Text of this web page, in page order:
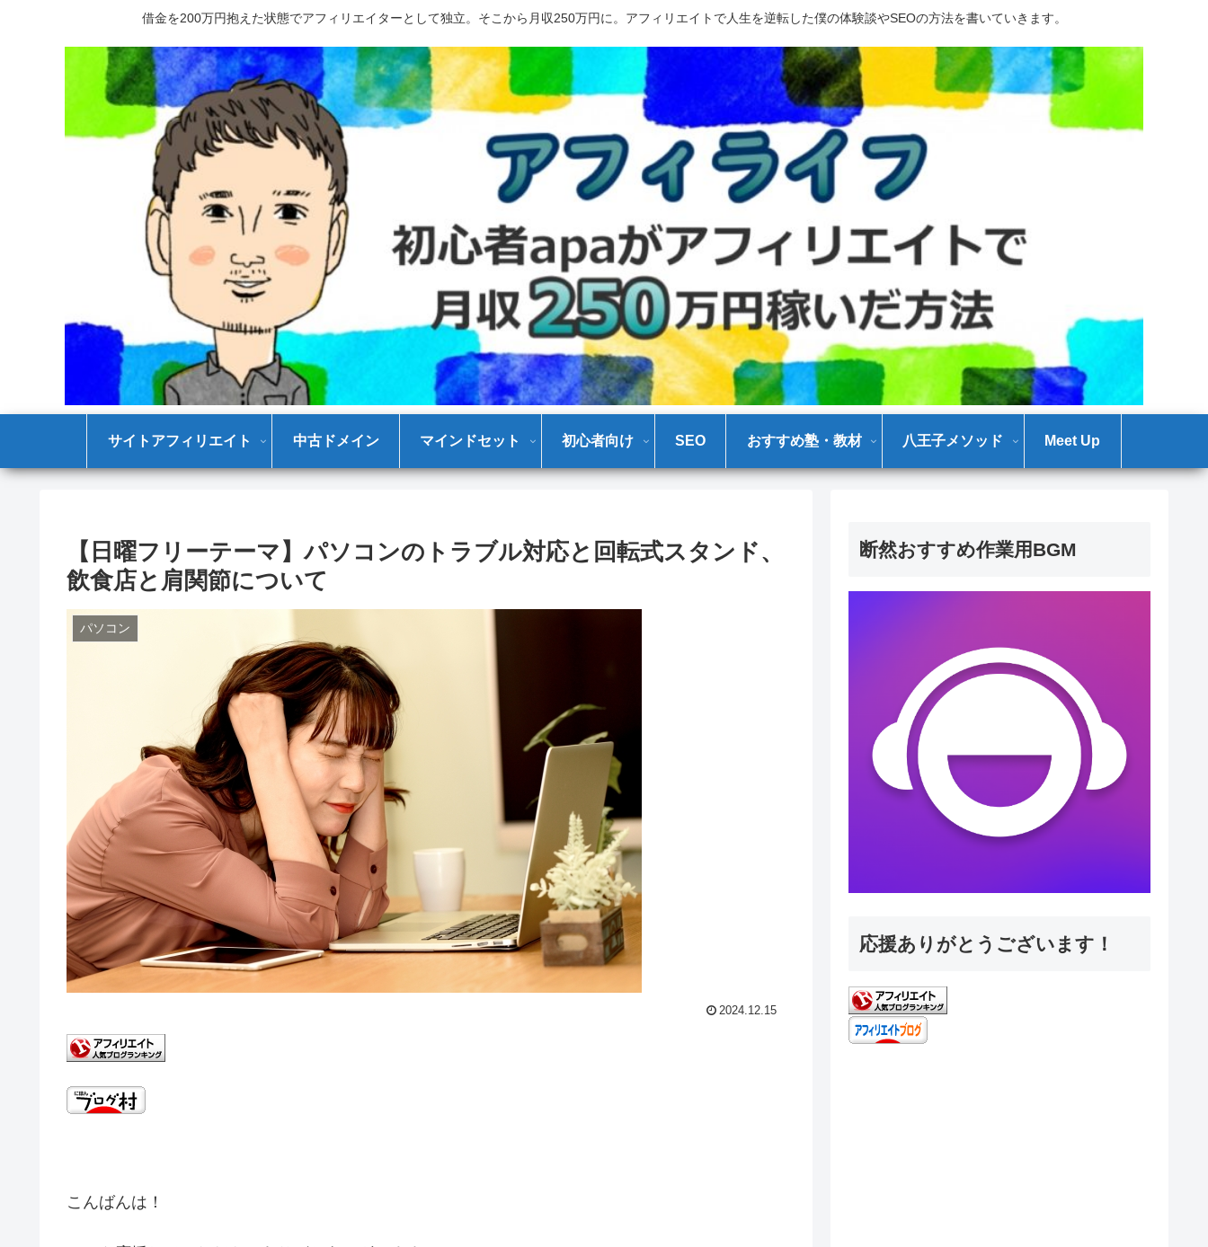
借金を200万円抱えた状態でアフィリエイターとして独立。そこから月収250万円に。アフィリエイトで人生を逆転した僕の体験談やSEOの方法を書いていきます。
サイトアフィリエイト 中古ドメイン マインドセット 初心者向け SEO おすすめ塾・教材 八王子メソッド Meet Up
【日曜フリーテーマ】パソコンのトラブル対応と回転式スタンド、
飲食店と肩関節について
パソコン
2024.12.15
こんばんは！
断然おすすめ作業用BGM
応援ありがとうございます！